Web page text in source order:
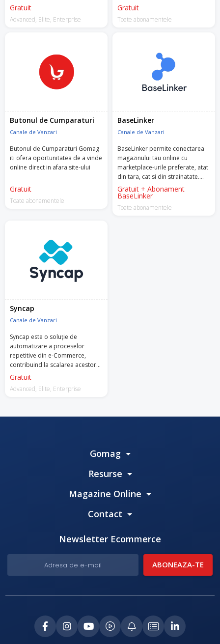
Gratuit
Advanced, Elite, Enterprise
Gratuit
Toate abonamentele
Butonul de Cumparaturi
Canale de Vanzari
Butonul de Cumparaturi Gomag
iti ofera oportunitatea de a vinde
online direct in afara site-ului
Gratuit
Toate abonamentele
BaseLinker
Canale de Vanzari
BaseLinker permite conectarea
magazinului tau online cu
marketplace-urile preferate, atat
din tara, cat si din strainatate.
Prin intermediul aplicatiei vei
putea sincroniza stocurile si
preturile, gestionand toate
Gratuit + Abonament
BaseLinker
Toate abonamentele
Syncap
Canale de Vanzari
Syncap este o soluție de
automatizare a proceselor
repetitive din e-Commerce,
contribuind la scalarea acestor
afaceri online.
Gratuit
Advanced, Elite, Enterprise
Gomag
Resurse
Magazine Online
Contact
Newsletter Ecommerce